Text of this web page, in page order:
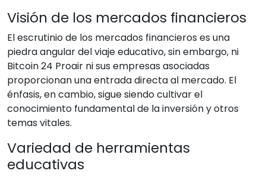
Visión de los mercados financieros
El escrutinio de los mercados financieros es una
piedra angular del viaje educativo, sin embargo, ni
Bitcoin 24 Proair ni sus empresas asociadas
proporcionan una entrada directa al mercado. El
énfasis, en cambio, sigue siendo cultivar el
conocimiento fundamental de la inversión y otros
temas vitales.
Variedad de herramientas
educativas